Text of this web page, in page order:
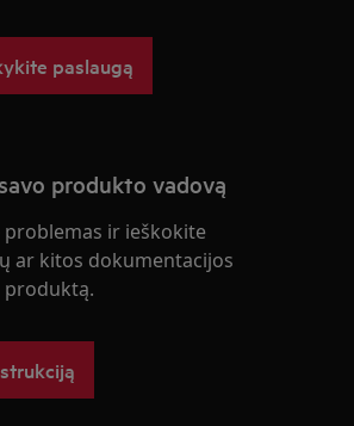
paslaugą
produkto vadovą
problemas ir ieškokite
ar kitos dokumentacijos
produktą.